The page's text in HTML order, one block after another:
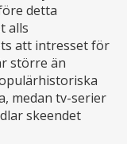
detta
alls
att intresset för
större än
medan tv-serier
skeendet